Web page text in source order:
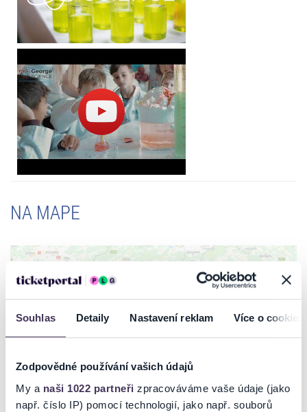
Souhlas Detaily Nastavení reklam Více o cookies
Zodpovědné používání vašich údajů
My a naši 1022 partneři zpracováváme vaše údaje (jako
např. číslo IP) pomocí technologií, jako např. souborů
Pri väčšom záujme budú termíny doplnené.
SCIENCE WORKSHOP je zážitkový program pre deti vo veku 5 – 12
rokov plný zábavných vedeckých experimentov a edukačných hier.
Deti si samy vyskúšajú bezpečné pokusy a hravou formou objavia
fascinujúci svet chémie, fyziky, matematiky a prírodných vied.
Program je navrhnutý tak, aby rozvíjal tvorivosť, zvedavosť aj tímovú
spoluprácu.
Pri variante konanom v ZCV Aurelium má 1 sprievodná osoba vstup
Darčeková poukážka s FLEXI platnosťou je ideálnym prekvapením
pre malých vedátorov na celý rok 2026.
Vstupenky na podujatie je možné zakúpiť len formou Hometicket!
NA MAPE
ZOBRAZIŤ MAPU